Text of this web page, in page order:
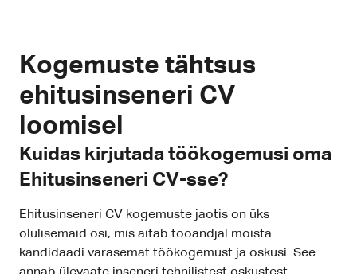
Kogemuste tähtsus
ehitusinseneri CV
loomisel
Kuidas kirjutada töökogemusi oma
Ehitusinseneri CV-sse?
Ehitusinseneri CV kogemuste jaotis on üks
olulisemaid osi, mis aitab tööandjal mõista
kandidaadi varasemat töökogemust ja oskusi. See